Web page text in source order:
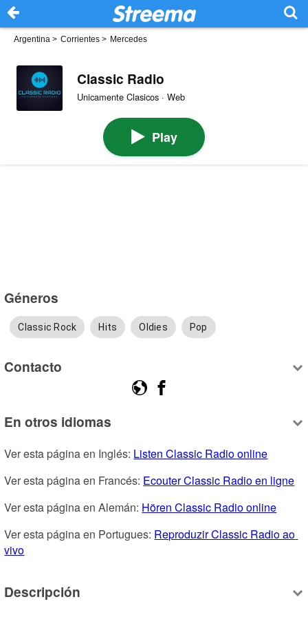
Argentina > Corrientes > Mercedes
Classic Radio
Unicamente Clasicos · Web
Play
Géneros
Classic Rock Hits Oldies Pop
Contacto
En otros idiomas
Ver esta página en Inglés: Listen Classic Radio online
Ver esta página en Francés: Ecouter Classic Radio en ligne
Ver esta página en Alemán: Hören Classic Radio online
Ver esta página en Portugues: Reproduzir Classic Radio ao
vivo
Descripción